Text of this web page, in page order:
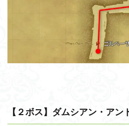
【２ボス】ダムシアン・アン